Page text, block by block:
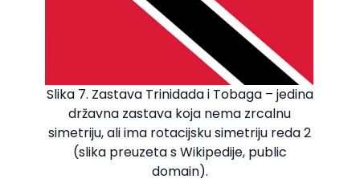
Slika 7. Zastava Trinidada i Tobaga – jedina
državna zastava koja nema zrcalnu
simetriju, ali ima rotacijsku simetriju reda 2
(slika preuzeta s Wikipedije, public
domain).